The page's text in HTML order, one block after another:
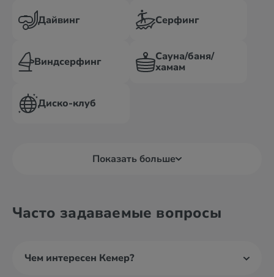
Дайвинг Серфинг
Виндсерфинг
Сауна/баня/
хамам
Диско-клуб
Показать больше
Часто задаваемые вопросы
Чем интересен Кемер?